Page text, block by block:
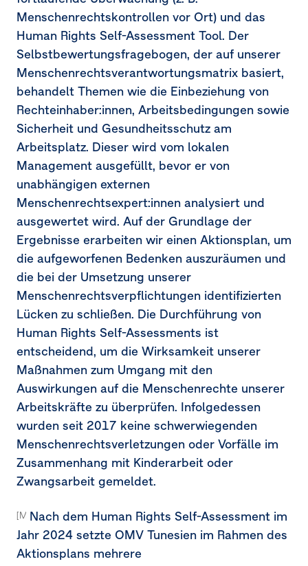
Menschenrechtskontrollen vor Ort) und das
Human Rights Self-Assessment Tool. Der
Selbstbewertungsfragebogen, der auf unserer
Menschenrechtsverantwortungsmatrix basiert,
behandelt Themen wie die Einbeziehung von
Rechteinhaber:innen, Arbeitsbedingungen sowie
Sicherheit und Gesundheitsschutz am
Arbeitsplatz. Dieser wird vom lokalen
Management ausgefüllt, bevor er von
unabhängigen externen
Menschenrechtsexpert:innen analysiert und
ausgewertet wird. Auf der Grundlage der
Ergebnisse erarbeiten wir einen Aktionsplan, um
die aufgeworfenen Bedenken auszuräumen und
die bei der Umsetzung unserer
Menschenrechtsverpflichtungen identifizierten
Lücken zu schließen. Die Durchführung von
Human Rights Self-Assessments ist
entscheidend, um die Wirksamkeit unserer
Maßnahmen zum Umgang mit den
Auswirkungen auf die Menschenrechte unserer
Arbeitskräfte zu überprüfen. Infolgedessen
wurden seit 2017 keine schwerwiegenden
Menschenrechtsverletzungen oder Vorfälle im
Zusammenhang mit Kinderarbeit oder
Zwangsarbeit gemeldet.
[MDR-A-68e]
Nach dem Human Rights Self-Assessment im
Jahr 2024 setzte OMV Tunesien im Rahmen des
Aktionsplans mehrere